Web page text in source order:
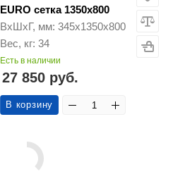
EURO сетка 1350х800
ВхШхГ, мм: 345x1350x800
Вес, кг: 34
Есть в наличии
27 850 руб.
В корзину